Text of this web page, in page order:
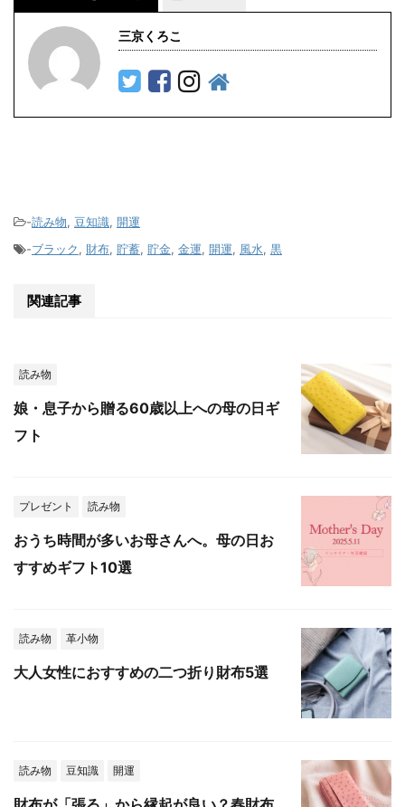
三京くろこ
-読み物, 豆知識, 開運
-ブラック, 財布, 貯蓄, 貯金, 金運, 開運, 風水, 黒
関連記事
読み物
娘・息子から贈る60歳以上への母の日ギ
フト
プレゼント 読み物
おうち時間が多いお母さんへ。母の日お
すすめギフト10選
読み物 革小物
大人女性におすすめの二つ折り財布5選
読み物 豆知識 開運